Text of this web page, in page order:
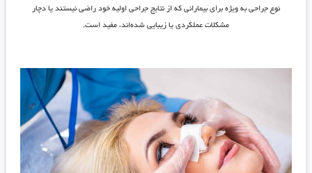
نوع جراحی به ویژه برای بیمارانی که از نتایج جراحی اولیه خود راضی نیستند یا دچار
مشکلات عملکردی یا زیبایی شده‌اند، مفید است.